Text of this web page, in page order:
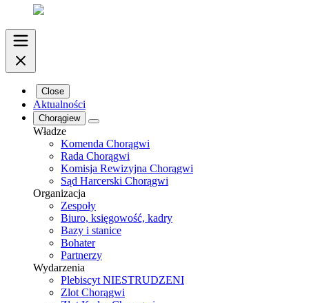
Close
Aktualności
Chorągiew
Władze
Komenda Chorągwi
Rada Chorągwi
Komisja Rewizyjna Chorągwi
Sąd Harcerski Chorągwi
Organizacja
Zespoły
Biuro, księgowość, kadry
Bazy i stanice
Bohater
Partnerzy
Wydarzenia
Plebiscyt NIESTRUDZENI
Zlot Chorągwi